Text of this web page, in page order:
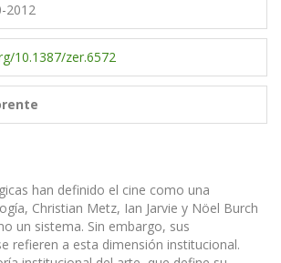
2012
10.1387/zer.6572
han definido el cine como una
Christian Metz, Ian Jarvie y Nöel Burch
un sistema. Sin embargo, sus
refieren a esta dimensión institucional.